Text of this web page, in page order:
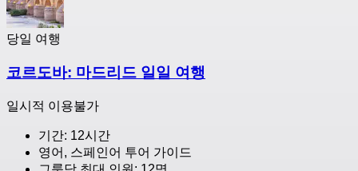
당일 여행
코르도바: 마드리드 일일 여행
일시적 이용불가
기간: 12시간
영어, 스페인어 투어 가이드